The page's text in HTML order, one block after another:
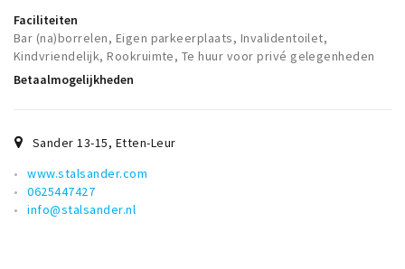
Natuurgebieden
Baroniepoorten
Sport
Andere City Apps
Inloggen
Faciliteiten
Bar (na)borrelen, Eigen parkeerplaats, Invalidentoilet,
Kindvriendelijk, Rookruimte, Te huur voor privé gelegenheden
Betaalmogelijkheden
Sander 13-15, Etten-Leur
www.stalsander.com
0625447427
info@stalsander.nl